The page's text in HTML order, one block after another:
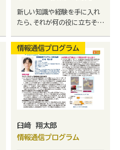
新しい知識や経験を手に入れ
たら、それが何の役に立ちそう
新しいモノを生み出すチャンス
です。
情報通信プログラム
臼﨑 翔太郎
情報通信プログラム